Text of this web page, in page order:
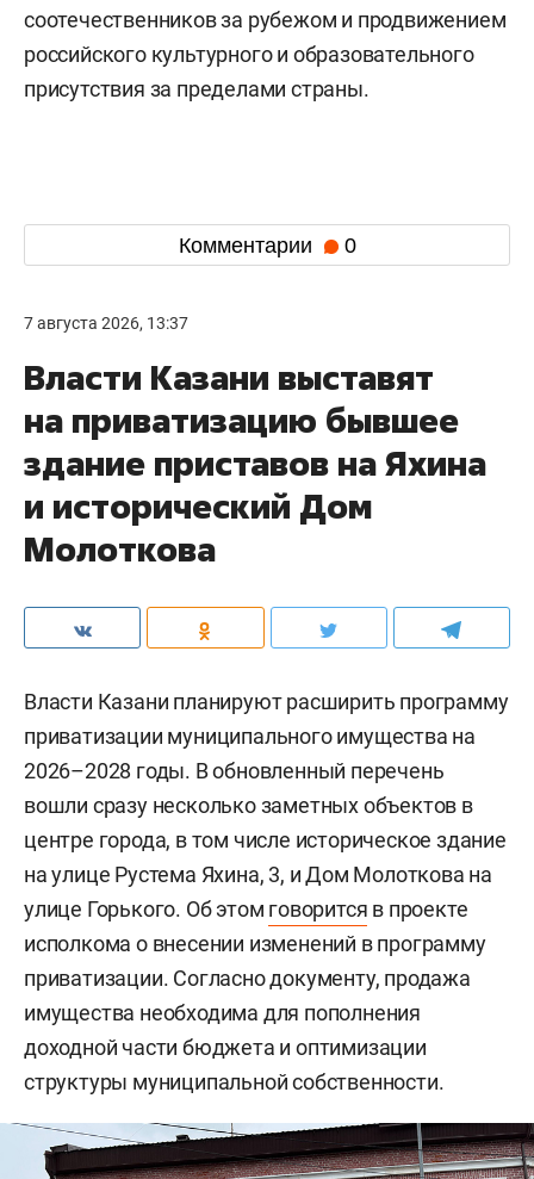
соотечественников за рубежом и продвижением
российского культурного и образовательного
присутствия за пределами страны.
Комментарии 0
7 августа 2026, 13:37
Власти Казани выставят
на приватизацию бывшее
здание приставов на Яхина
и исторический Дом
Молоткова
Власти Казани планируют расширить программу
приватизации муниципального имущества на
2026–2028 годы. В обновленный перечень
вошли сразу несколько заметных объектов в
центре города, в том числе историческое здание
на улице Рустема Яхина, 3, и Дом Молоткова на
улице Горького. Об этом говорится в проекте
исполкома о внесении изменений в программу
приватизации. Согласно документу, продажа
имущества необходима для пополнения
доходной части бюджета и оптимизации
структуры муниципальной собственности.